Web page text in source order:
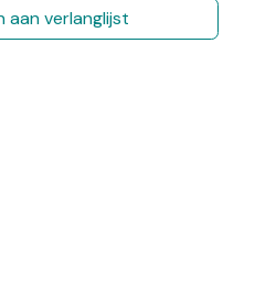
aan verlanglijst